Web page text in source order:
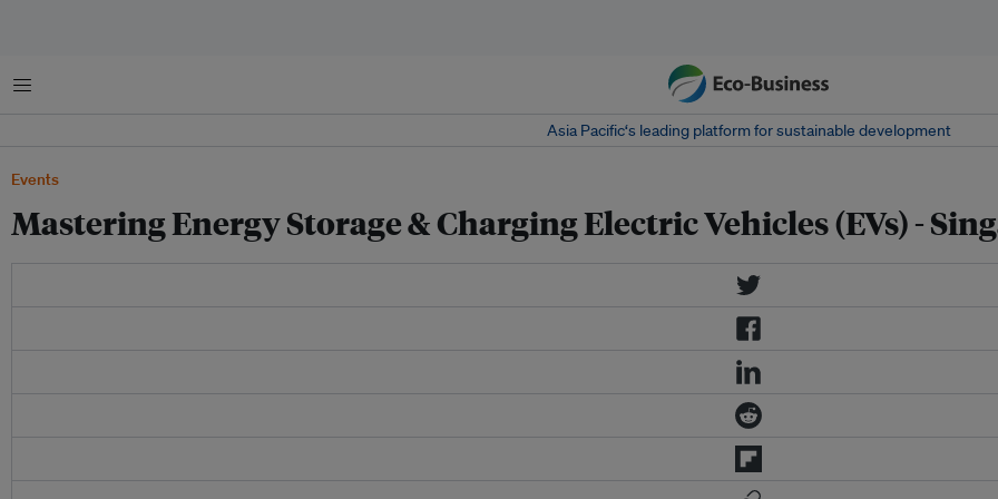
菜单
Asia Pacific‘s leading platform for sustainable development
Events
Mastering Energy Storage & Charging Electric Vehicles (EVs) -